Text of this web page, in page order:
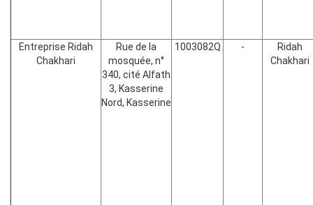
Entreprise Ridah
Chakhari
Rue de la
mosquée, n°
340, cité Alfath
3, Kasserine
Nord, Kasserine
1003082Q -
Ridah
Chakhari